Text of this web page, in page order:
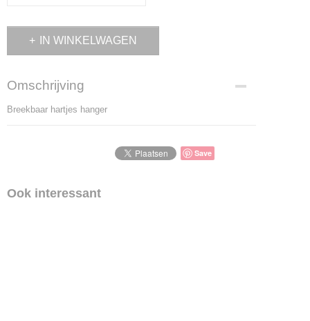
IN WINKELWAGEN
Omschrijving
Breekbaar hartjes hanger
Save
Ook interessant